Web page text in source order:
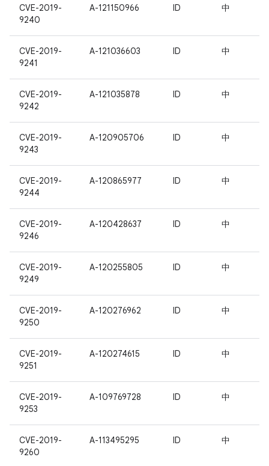
CVE-2019-
9240
A-121150966 ID 中
CVE-2019-
9241
A-121036603 ID 中
CVE-2019-
9242
A-121035878 ID 中
CVE-2019-
9243
A-120905706 ID 中
CVE-2019-
9244
A-120865977 ID 中
CVE-2019-
9246
A-120428637 ID 中
CVE-2019-
9249
A-120255805 ID 中
CVE-2019-
9250
A-120276962 ID 中
CVE-2019-
9251
A-120274615 ID 中
CVE-2019-
9253
A-109769728 ID 中
CVE-2019-
9260
A-113495295 ID 中